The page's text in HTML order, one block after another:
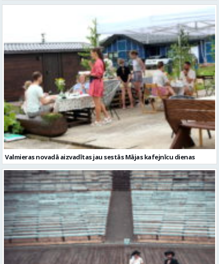
Valmieras novadā aizvadītas jau sestās Mājas kafejnīcu dienas